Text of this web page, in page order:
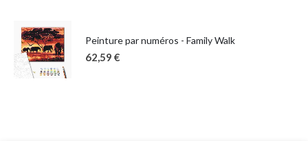
Peinture par numéros - Family Walk
62,59 €